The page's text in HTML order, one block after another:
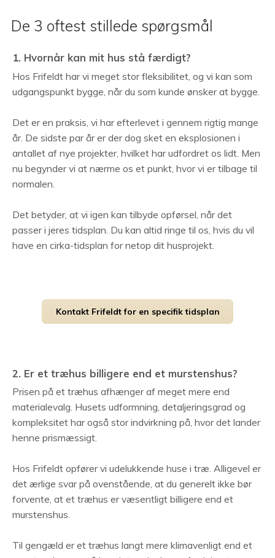
De 3 oftest stillede spørgsmål
1. Hvornår kan mit hus stå færdigt?
Hos Frifeldt har vi meget stor fleksibilitet, og vi kan som
udgangspunkt bygge, når du som kunde ønsker at bygge.
Det er en praksis, vi har efterlevet i gennem rigtig mange
år. De sidste par år er der dog sket en eksplosionen i
antallet af nye projekter, hvilket har udfordret os lidt. Men
nu begynder vi at nærme os et punkt, hvor vi er tilbage til
normalen.
Det betyder, at vi igen kan tilbyde opførsel, når det
passer i jeres tidsplan. Du kan altid ringe til os, hvis du vil
have en cirka-tidsplan for netop dit husprojekt.
Kontakt Frifeldt for en specifik tidsplan
2. Er et træhus billigere end et murstenshus?
Prisen på et træhus afhænger af meget mere end
materialevalg. Husets udformning, detaljeringsgrad og
kompleksitet har også stor indvirkning på, hvor det lander
henne prismæssigt.
Hos Frifeldt opfører vi udelukkende huse i træ. Alligevel er
det ærlige svar på ovenstående, at du generelt ikke bør
forvente, at et træhus er væsentligt billigere end et
murstenshus.
Til gengæld er et træhus langt mere klimavenligt end et